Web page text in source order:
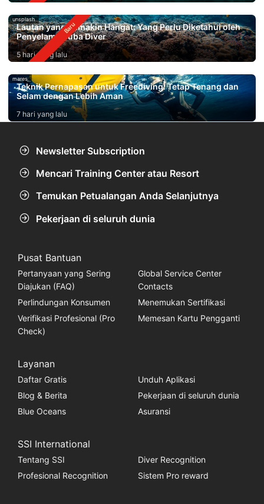
unsplash
Lautan yang Semakin Hangat: Yang Perlu Diketahui oleh
Penyelam Scuba Diver
5 hari yang lalu
mares
Teknik Pernapasan untuk Freediving: Tetap Tenang dan
Selam dengan Lebih Aman
7 hari yang lalu
Newsletter Subscription
Mencari Training Center atau Resort
Temukan Petualangan Anda Selanjutnya
Pekerjaan di seluruh dunia
Pusat Bantuan
Pertanyaan yang Sering
Diajukan (FAQ)
Global Service Center
Contacts
Perlindungan Konsumen
Menemukan Sertifikasi
Verifikasi Profesional (Pro
Check)
Memesan Kartu Pengganti
Layanan
Daftar Gratis
Unduh Aplikasi
Blog & Berita
Pekerjaan di seluruh dunia
Blue Oceans
Asuransi
SSI International
Tentang SSI
Diver Recognition
Profesional Recognition
Sistem Pro reward